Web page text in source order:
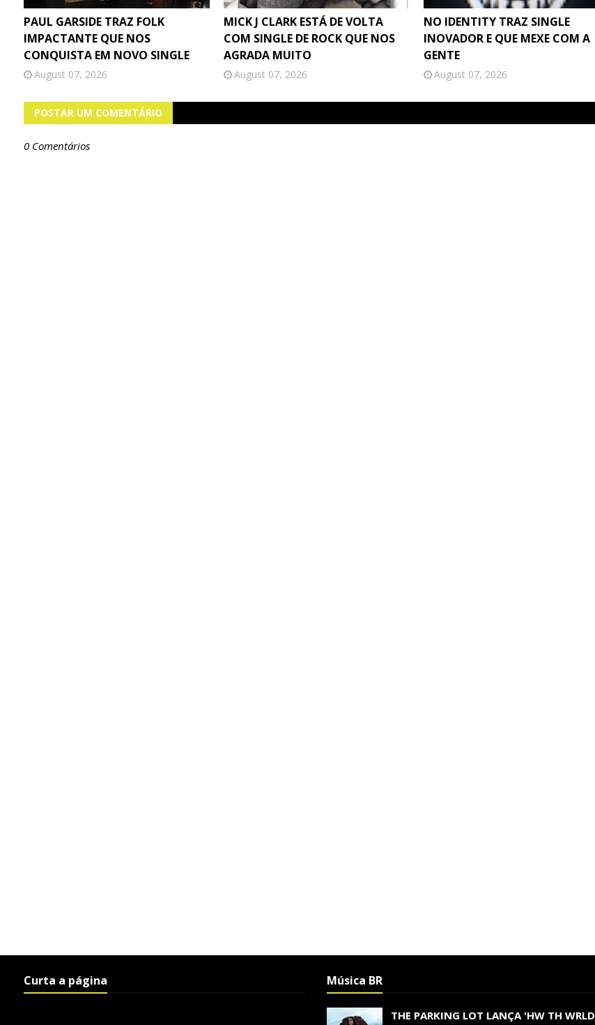
PAUL GARSIDE TRAZ FOLK
IMPACTANTE QUE NOS
CONQUISTA EM NOVO SINGLE
August 07, 2026
MICK J CLARK ESTÁ DE VOLTA
COM SINGLE DE ROCK QUE NOS
AGRADA MUITO
August 07, 2026
NO IDENTITY TRAZ SINGLE
INOVADOR E QUE MEXE COM A
GENTE
August 07, 2026
POSTAR UM COMENTÁRIO
0 Comentários
Curta a página Música BR
THE PARKING LOT LANÇA 'HW TH WRLD